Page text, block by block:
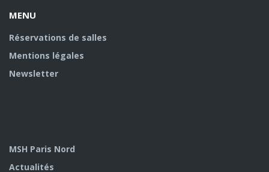
MENU
Réservations de salles
Mentions légales
Newsletter
MSH Paris Nord
Actualités